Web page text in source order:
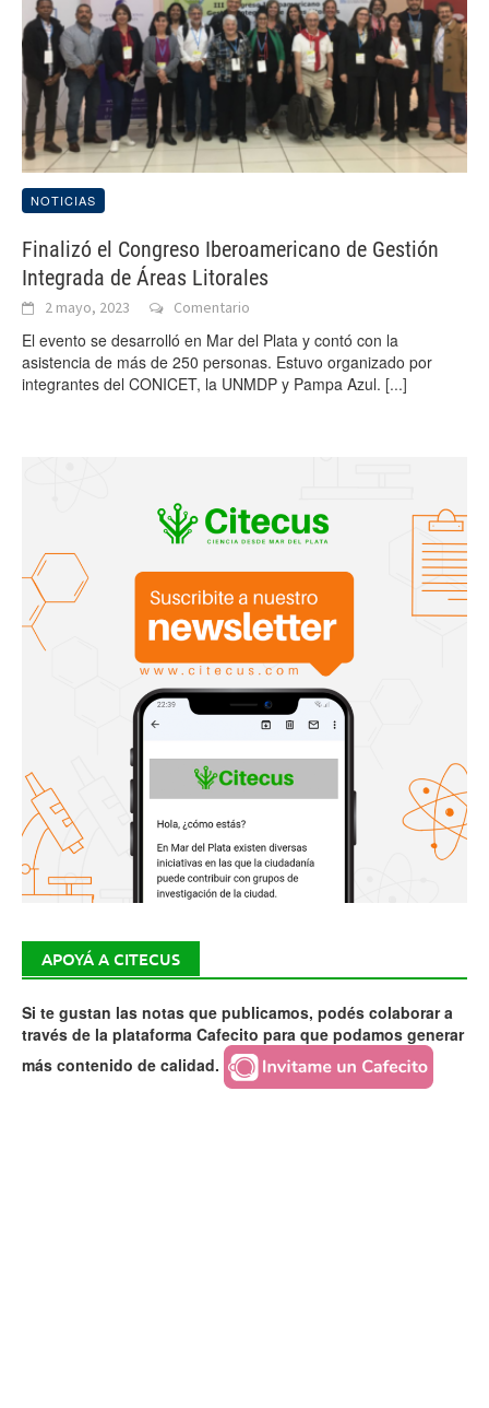
NOTICIAS
Finalizó el Congreso Iberoamericano de Gestión
Integrada de Áreas Litorales
2 mayo, 2023 Comentario
El evento se desarrolló en Mar del Plata y contó con la
asistencia de más de 250 personas. Estuvo organizado por
integrantes del CONICET, la UNMDP y Pampa Azul. [...]
APOYÁ A CITECUS
Si te gustan las notas que publicamos, podés colaborar a
través de la plataforma Cafecito para que podamos generar
más contenido de calidad.